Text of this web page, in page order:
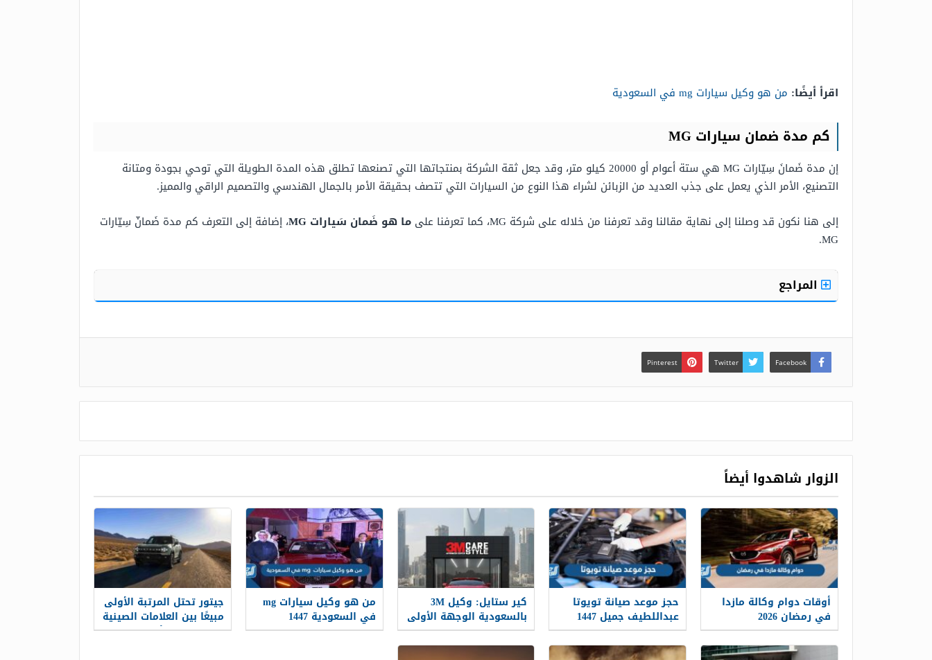
اقرأ أيضًا: من هو وكيل سيارات mg في السعودية
كم مدة ضمان سيارات MG
إن مدة ضَمانَ سِيّارات MG هي ستة أعوام أو 20000 كيلو متر، وقد جعل ثقة الشركة بمنتجاتها التي تصنعها تطلق هذه المدة الطويلة التي توحي بجودة ومتانة
التصنيع، الأمر الذي يعمل على جذب العديد من الزبائن لشراء هذا النوع من السيارات التي تتصف بحقيقة الأمر بالجمال الهندسي والتصميم الراقي والمميز.
إلى هنا نكون قد وصلنا إلى نهاية مقالنا وقد تعرفنا من خلاله على شركة MG، كما تعرفنا على
ما هو ضَمان سَيارات MG
، إضافة إلى التعرف كم مدة ضَمانّ سِيّارات
MG.
المراجع
Facebook
Twitter
Pinterest
الزوار شاهدوا أيضاً
أوقات دوام وكالة مازدا
في رمضان 2026
حجز موعد صيانة تويوتا
عبداللطيف جميل 1447
كير ستايل: وكيل 3M
بالسعودية الوجهة الأولى
لحماية سيارتك
من هو وكيل سيارات mg
في السعودية 1447
جيتور تحتل المرتبة الأولى
مبيعًا بين العلامات الصينية
في الشرق الأوسط خلال